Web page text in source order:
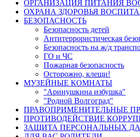
ОРГАНИЗАЦИЯ ПИТАНИЯ
ОХРАНА ЗДОРОВЬЯ
БЕЗОПАСНОСТЬ
Безопасность детей
Антитеррористическая
Безопасность на ж/д
ГО и ЧС
Пожарная безопасность
Осторожно, клещи!
МУЗЕЙНЫЕ КОМНАТЫ
"Аринушкина избушка"
"Родной Волгоград"
ПРАВОПРИМЕНИТЕЛЬНЫЕ
ПРОТИВОДЕЙСТВИЕ
ЗАЩИТА ПЕРСОНАЛЬНЫХ